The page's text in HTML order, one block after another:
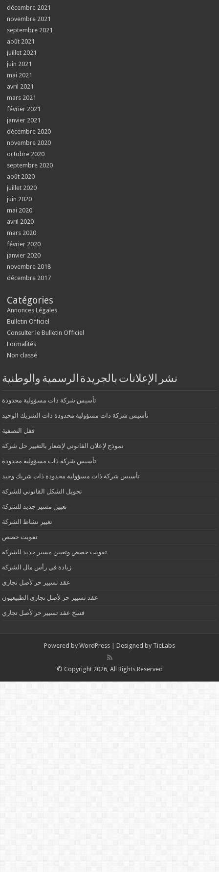
décembre 2021
novembre 2021
septembre 2021
août 2021
juillet 2021
juin 2021
mai 2021
avril 2021
mars 2021
février 2021
janvier 2021
décembre 2020
novembre 2020
octobre 2020
septembre 2020
août 2020
juillet 2020
juin 2020
mai 2020
avril 2020
mars 2020
février 2020
janvier 2020
novembre 2018
décembre 2017
Catégories
Annonces Légales
Bulletin Officiel
Consulter le Bulletin Officiel
Formalités
Non classé
نشر الإعلانات بالجريدة الرسمية والوطنية
تأسيس شركة ذات مسؤولية محدودة
تأسيس شركة ذات مسؤولية محدودة ذات الشريك الوحيد
قفل التصفية
نموذج لإعلان القانوني لإشعار بالتغيير حل شركة
تأسيس شركة ذات مسؤولية محدودة
تأسيس شركة ذات مسؤولية محدودة ذات شريك وحيد
تحويل الشكل القانوني للشركة
تعيين مسير جديد للشركة
تغيير نشاط الشركة
تفويت حصص
تفويت حصص وتعيين مسير جديد للشركة
زيادة في رأس مال الشركة
عقد تسيير حر لأصل تجاري
عقد تسيير حر لأصل تجاري الطبيعيون
فسخ عقد تسيير حر لأصل تجاري
Powered by WordPress | Designed by TieLabs
© Copyright 2026, All Rights Reserved